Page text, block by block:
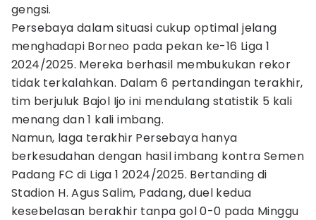
gengsi.
Persebaya dalam situasi cukup optimal jelang
menghadapi Borneo pada pekan ke-16 Liga 1
2024/2025. Mereka berhasil membukukan rekor
tidak terkalahkan. Dalam 6 pertandingan terakhir,
tim berjuluk Bajol Ijo ini mendulang statistik 5 kali
menang dan 1 kali imbang.
Namun, laga terakhir Persebaya hanya
berkesudahan dengan hasil imbang kontra Semen
Padang FC di Liga 1 2024/2025. Bertanding di
Stadion H. Agus Salim, Padang, duel kedua
kesebelasan berakhir tanpa gol 0-0 pada Minggu